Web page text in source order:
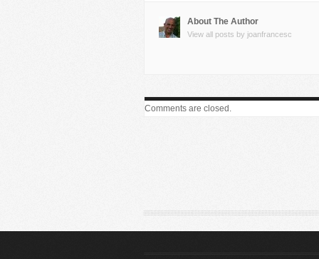
About The Author
View all posts by joanfrancesc
Comments are closed.